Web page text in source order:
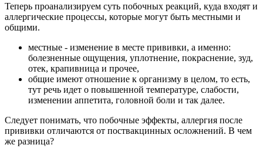
Теперь проанализируем суть побочных реакций, куда входят и
аллергические процессы, которые могут быть местными и
общими.
местные - изменение в месте прививки, а именно:
болезненные ощущения, уплотнение, покраснение, зуд,
отек, крапивница и прочее,
общие имеют отношение к организму в целом, то есть,
тут речь идет о повышенной температуре, слабости,
изменении аппетита, головной боли и так далее.
Следует понимать, что побочные эффекты, аллергия после
прививки отличаются от поствакцинных осложнений. В чем
же разница?